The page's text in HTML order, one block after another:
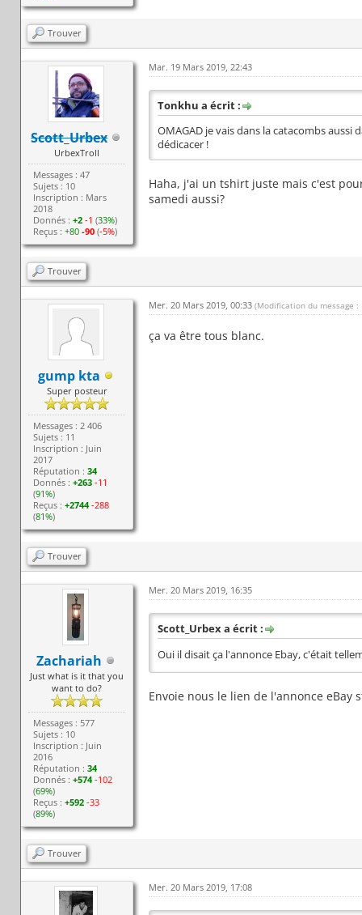
Trouver
Scott_Urbex
UrbexTroll
Messages : 47
Sujets : 10
Inscription : Mars
2018
Donnés :+2 -1 (33%)
Reçus :+80 -90 (-5%)
Mar. 19 Mars 2019, 22:43
Tonkhu a écrit :
OMAGAD je vais dans la catacombs
dédicacer !
Haha, j'ai un tshirt juste mais c'est
samedi aussi?
Trouver
gump kta
Super posteur
Messages : 2 406
Sujets : 11
Inscription : Juin
2017
Réputation :34
Donnés :+263 -11
(91%)
Reçus :+2744 -288
(81%)
Mer. 20 Mars 2019, 00:33 (Modification du message
ça va être tous blanc.
Trouver
Zachariah
Just what is it that you
want to do?
Messages : 577
Sujets : 10
Inscription : Juin
2016
Réputation :34
Donnés :+574 -102
(69%)
Reçus :+592 -33
(89%)
Mer. 20 Mars 2019, 16:35
Scott_Urbex a écrit :
Oui il disait ça l'annonce Ebay, c'était
Envoie nous le lien de l'annonce eBay
Trouver
Mer. 20 Mars 2019, 17:08